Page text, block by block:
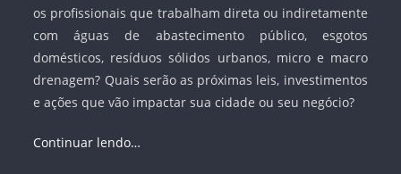
os profissionais que trabalham direta ou indiretamente
com águas de abastecimento público, esgotos
domésticos, resíduos sólidos urbanos, micro e macro
drenagem? Quais serão as próximas leis, investimentos
e ações que vão impactar sua cidade ou seu negócio?
Continuar lendo…